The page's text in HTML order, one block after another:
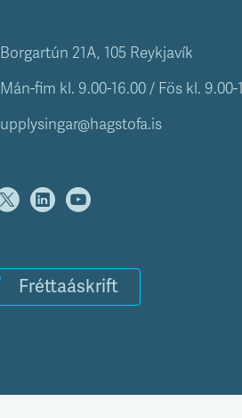
Borgartún 21A, 105 Reykjavík
Mán-fim kl. 9.00-16.00 / Fös kl. 9.00-
upplysingar@hagstofa.is
Fréttaáskrift